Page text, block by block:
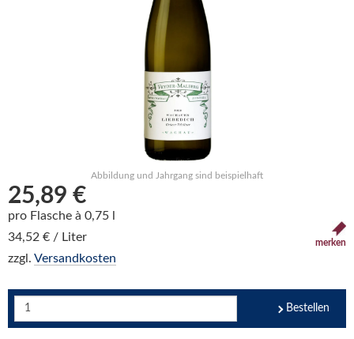
Abbildung und Jahrgang sind beispielhaft
25,89 €
pro Flasche à 0,75 l
34,52 € / Liter
zzgl. Versandkosten
merken
Bestellen